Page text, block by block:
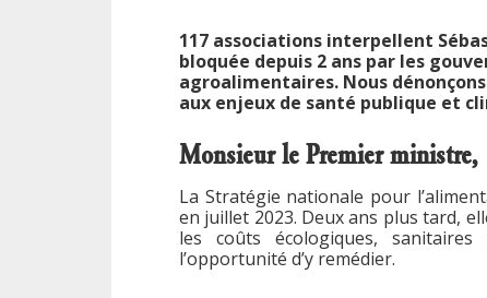
117 associations interpellent
bloquée depuis 2 ans par les
agroalimentaires. Nous
aux enjeux de santé publique et
Monsieur le Premier ministre,
La Stratégie nationale pour
en juillet 2023. Deux ans plus tard,
les coûts écologiques,
l’opportunité d’y remédier.